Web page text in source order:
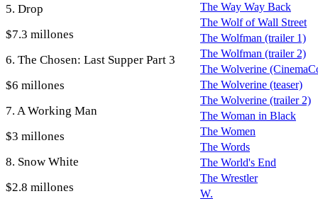
5. Drop
$7.3 millones
6. The Chosen: Last Supper Part 3
$6 millones
7. A Working Man
$3 millones
8. Snow White
$2.8 millones
The Way Way Back
The Wolf of Wall Street
The Wolfman (trailer 1)
The Wolfman (trailer 2)
The Wolverine
The Wolverine (teaser)
The Wolverine (trailer 2)
The Woman in Black
The Women
The Words
The World's End
The Wrestler
W.